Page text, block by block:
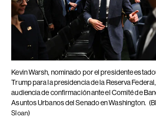
Kevin Warsh, nominado por el presidente
Trump para la presidencia de la Reserva
audiencia de confirmación ante el Comité de
Asuntos Urbanos del Senado en Washington.
Sloan)